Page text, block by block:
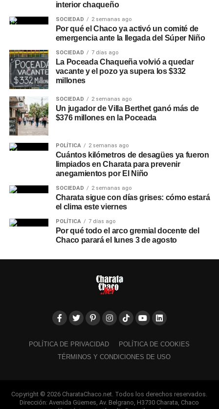
interior chaqueño
SOCIEDAD 2 semanas ago
Por qué el Chaco ya activó un comité de
emergencia ante la llegada del Súper Niño
SOCIEDAD 7 días ago
La Poceada Chaqueña volvió a quedar
vacante y el pozo ya supera los $332
millones
SOCIEDAD 2 semanas ago
Un jugador de Villa Berthet ganó más de
$376 millones en la Poceada
POLÍTICA 2 semanas ago
Cuántos kilómetros de desagües ya fueron
limpiados en Charata para prevenir
anegamientos por El Niño
SOCIEDAD 2 semanas ago
Charata sigue con días grises: cómo estará
el clima este viernes
POLÍTICA 7 días ago
Por qué todo el arco gremial docente del
Chaco parará el lunes 3 de agosto
POLÍTICA DE PRIVACIDAD
POLÍTICA DE COOKIES
TÉRMINOS Y CONDICIONES DE USO
Copyright © 2026 CharataChaco.net. Todos los derechos reservados.
Dirección: Avenida Güemes, Av. Belgrano, H3730 Charata, Chaco